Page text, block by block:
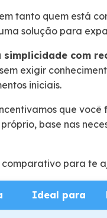
tanto quem está
solução para
simplicidade com
exigir
iniciais.
que você
base nas
comparativo para te
Ideal para